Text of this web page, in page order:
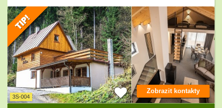
3S-004
Zobrazit kontakty